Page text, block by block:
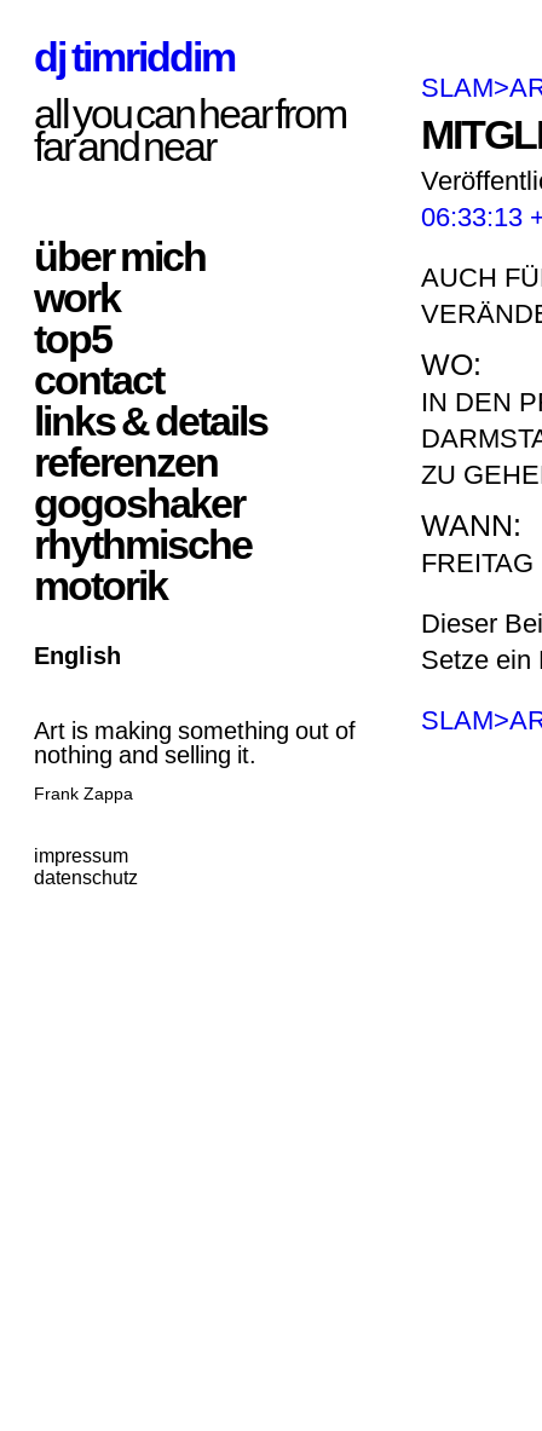
dj timriddim
all you can hear from
far and near
über mich
work
top5
contact
links & details
referenzen
gogoshaker
rhythmische
motorik
English
Art is making something out of
nothing and selling it.
Frank Zappa
06:33:13
AUCH
WO:
IN DEN
ZU
WANN:
Dieser
Setze ein
impressum
datenschutz